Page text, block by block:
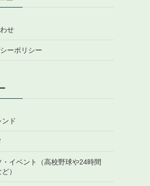
せ
ーポリシー
ンド
・イベント（高校野球や24時間
）